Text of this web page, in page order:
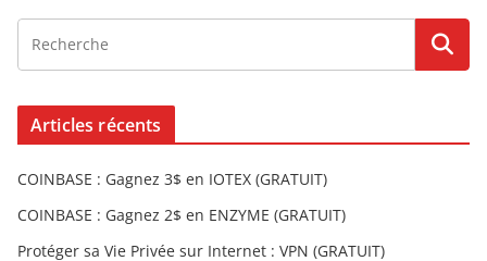
Articles récents
COINBASE : Gagnez 3$ en IOTEX (GRATUIT)
COINBASE : Gagnez 2$ en ENZYME (GRATUIT)
Protéger sa Vie Privée sur Internet : VPN (GRATUIT)